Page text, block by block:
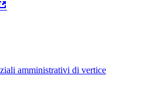
amministrativi di vertice